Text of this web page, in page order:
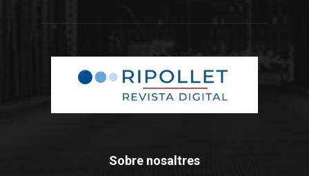
Sobre nosaltres